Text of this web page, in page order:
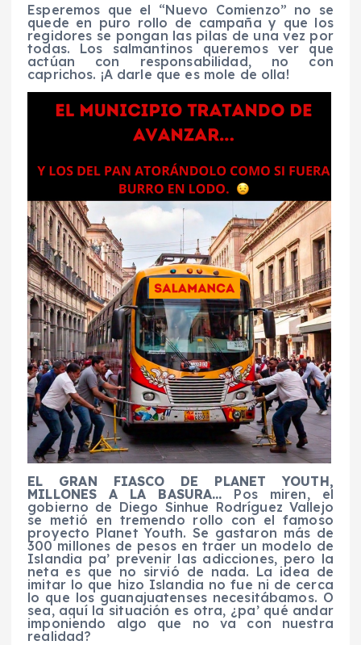
Esperemos que el “Nuevo Comienzo” no se
quede en puro rollo de campaña y que los
regidores se pongan las pilas de una vez por
todas. Los salmantinos queremos ver que
actúan con responsabilidad, no con
caprichos. ¡A darle que es mole de olla!
EL GRAN FIASCO DE PLANET YOUTH,
MILLONES A LA BASURA… Pos miren, el
gobierno de Diego Sinhue Rodríguez Vallejo
se metió en tremendo rollo con el famoso
proyecto Planet Youth. Se gastaron más de
300 millones de pesos en traer un modelo de
Islandia pa’ prevenir las adicciones, pero la
neta es que no sirvió de nada. La idea de
imitar lo que hizo Islandia no fue ni de cerca
lo que los guanajuatenses necesitábamos. O
sea, aquí la situación es otra, ¿pa’ qué andar
imponiendo algo que no va con nuestra
realidad?